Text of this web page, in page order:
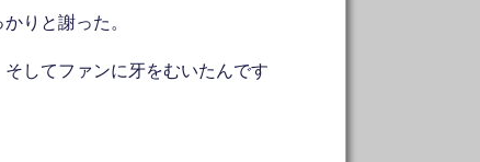
りと謝った。
してファンに牙をむいたんです